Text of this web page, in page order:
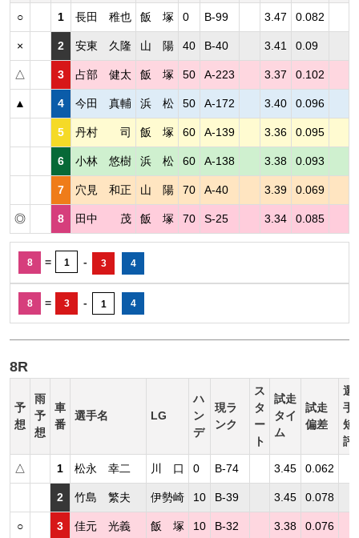
○ 1 長田 稚也 飯 塚 0 B-99 3.47 0.082
× 2 安東 久隆 山 陽 40 B-40 3.41 0.09
△ 3 占部 健太 飯 塚 50 A-223 3.37 0.102
▲ 4 今田 真輔 浜 松 50 A-172 3.40 0.096
5 丹村 司 飯 塚 60 A-139 3.36 0.095
6 小林 悠樹 浜 松 60 A-138 3.38 0.093
7 穴見 和正 山 陽 70 A-40 3.39 0.069
◎ 8 田中 茂 飯 塚 70 S-25 3.34 0.085
8 = 1 - 3 4
8 = 3 - 1 4
8R
予
想
雨
予
想
車
番
選手名 LG
ハ
ン
デ
現ラ
ンク
ス
タ
ー
ト
試走
タイ
ム
試走
偏差
選
手
短
評
△ 1 松永 幸二 川 口 0 B-74 3.45 0.062
2 竹島 繁夫 伊勢崎 10 B-39 3.45 0.078
○ 3 佳元 光義 飯 塚 10 B-32 3.38 0.076